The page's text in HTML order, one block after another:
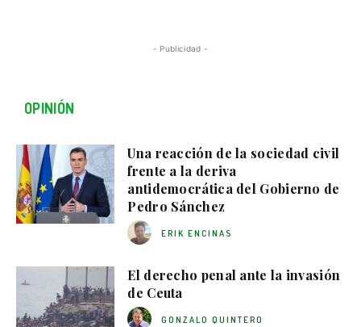
- Publicidad -
OPINIÓN
Una reacción de la sociedad civil
frente a la deriva
antidemocrática del Gobierno de
Pedro Sánchez
ERIK ENCINAS
El derecho penal ante la invasión
de Ceuta
GONZALO QUINTERO